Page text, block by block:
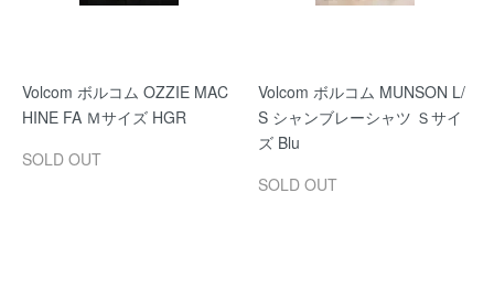
Volcom ボルコム OZZIE MAC
HINE FA Ｍサイズ HGR
SOLD OUT
Volcom ボルコム MUNSON L/
S シャンブレーシャツ Ｓサイ
ズ Blu
SOLD OUT